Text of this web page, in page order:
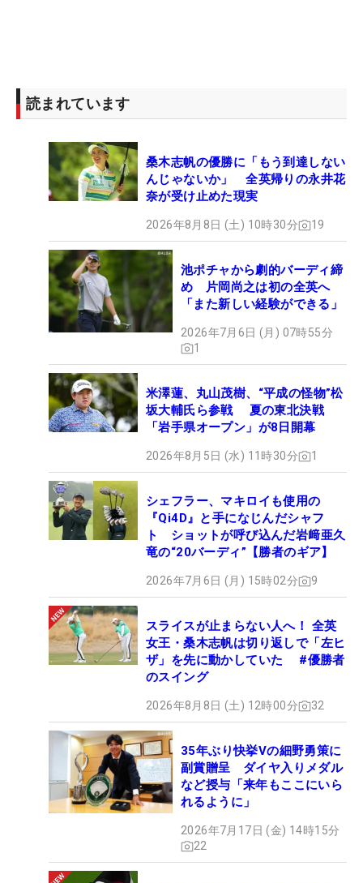
読まれています
桑木志帆の優勝に「もう到達しない
んじゃないか」 全英帰りの永井花
奈が受け止めた現実
2026年8月8日 (土) 10時30分 19
池ポチャから劇的バーディ締
め 片岡尚之は初の全英へ
「また新しい経験ができる」
2026年7月6日 (月) 07時55分
1
米澤蓮、丸山茂樹、“平成の怪物”松
坂大輔氏ら参戦 夏の東北決戦
「岩手県オープン」が8日開幕
2026年8月5日 (水) 11時30分 1
シェフラー、マキロイも使用の
『Qi4D』と手になじんだシャフ
ト ショットが呼び込んだ岩﨑亜久
竜の“20バーディ”【勝者のギア】
2026年7月6日 (月) 15時02分 9
スライスが止まらない人へ！ 全英
女王・桑木志帆は切り返しで「左ヒ
ザ」を先に動かしていた #優勝者
のスイング
2026年8月8日 (土) 12時00分 32
35年ぶり快挙Vの細野勇策に
副賞贈呈 ダイヤ入りメダル
など授与「来年もここにいら
れるように」
2026年7月17日 (金) 14時15分
22